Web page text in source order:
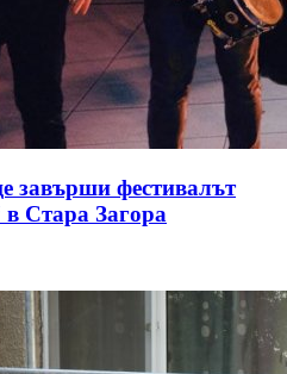
завърши фестивалът
в Стара Загора